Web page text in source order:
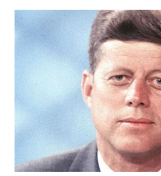
WN
TANGERANG
WN